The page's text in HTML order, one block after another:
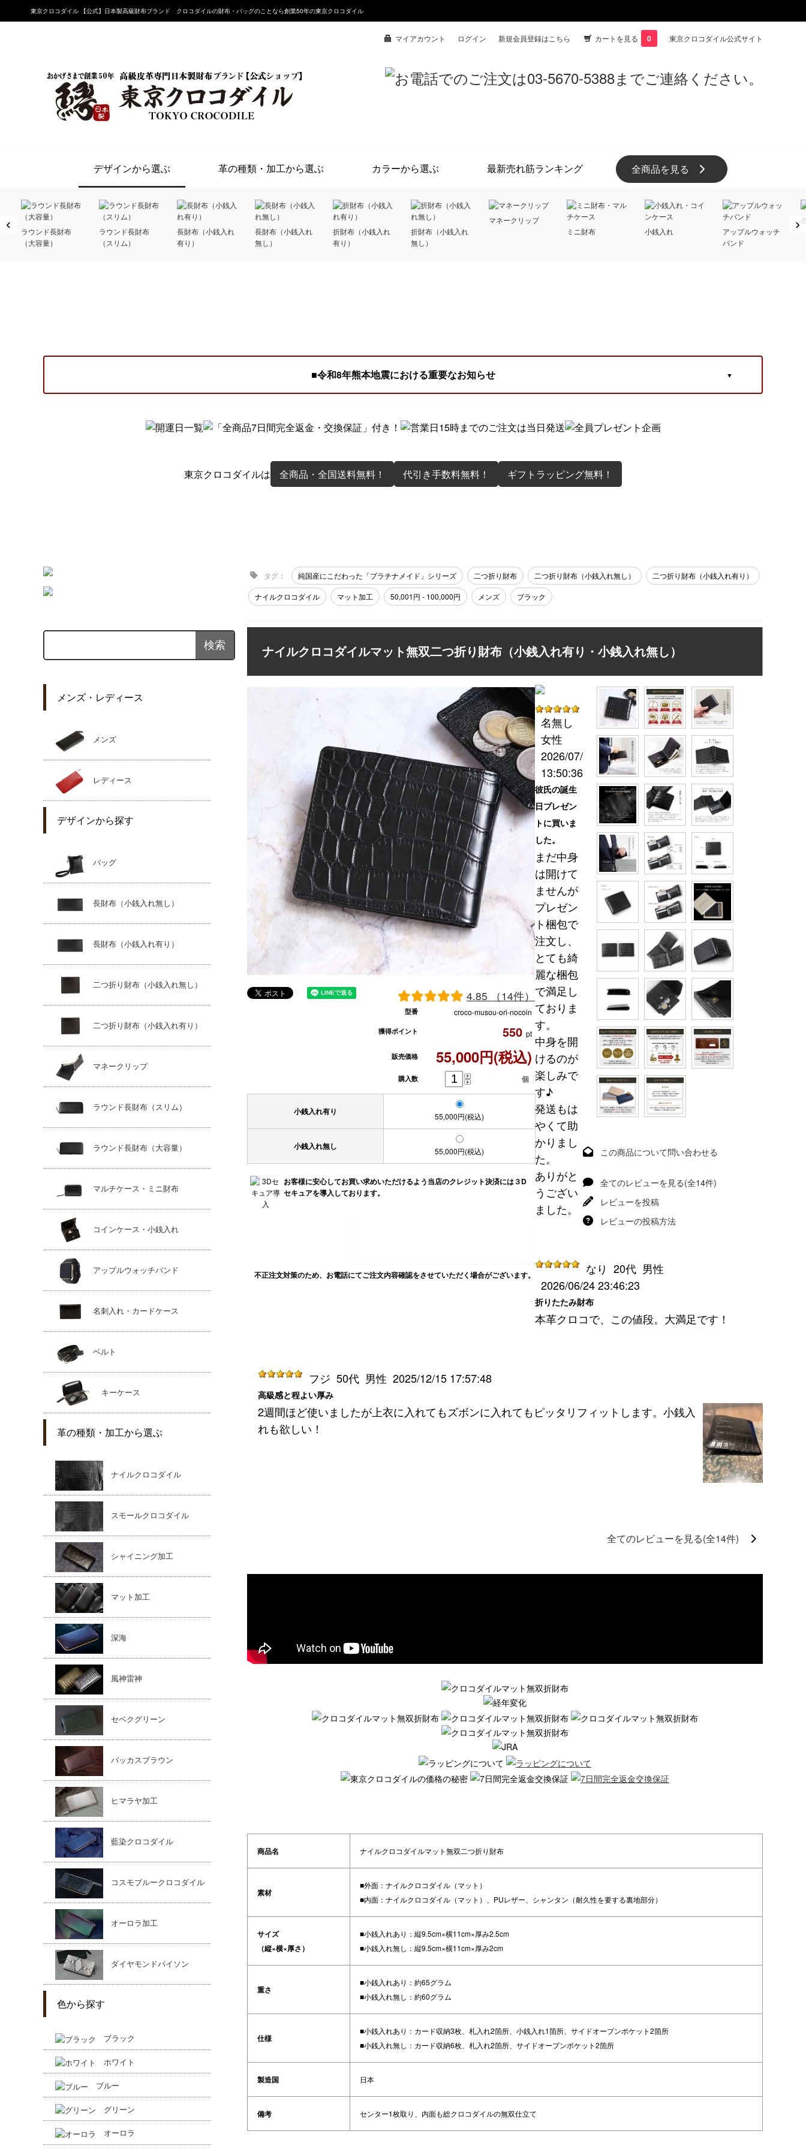
東京クロコダイル 【公式】日本製高級財布ブランド クロコダイルの財布・バッグのことなら創業50年の東京クロコダイル
マイアカウント ログイン 新規会員登録はこちら カートを見る 0 東京クロコダイル公式サイト
デザインから選ぶ 革の種類・加工から選ぶ カラーから選ぶ 最新売れ筋ランキング 全商品を見る
‹
ラウンド長財布
（大容量）
ラウンド長財布
（スリム）
長財布（小銭入れ
有り）
長財布（小銭入れ
無し）
折財布（小銭入れ
有り）
折財布（小銭入れ
無し）
マネークリップ
ミニ財布
小銭入れ
アップルウォッチ
バンド
›
■令和8年熊本地震における重要なお知らせ
東京クロコダイルは 全商品・全国送料無料！ 代引き手数料無料！ ギフトラッピング無料！
メンズ・レディース
メンズ
レディース
デザインから探す
バッグ
長財布（小銭入れ無し）
長財布（小銭入れ有り）
二つ折り財布（小銭入れ無し）
二つ折り財布（小銭入れ有り）
マネークリップ
ラウンド長財布（スリム）
ラウンド長財布（大容量）
マルチケース・ミニ財布
コインケース・小銭入れ
アップルウォッチバンド
名刺入れ・カードケース
ベルト
キーケース
革の種類・加工から選ぶ
ナイルクロコダイル
スモールクロコダイル
シャイニング加工
マット加工
深海
風神雷神
セベクグリーン
バッカスブラウン
ヒマラヤ加工
藍染クロコダイル
コスモブルークロコダイル
オーロラ加工
ダイヤモンドパイソン
色から探す
ブラック
ホワイト
ブルー
グリーン
オーロラ
タグ： 純国産にこだわった「プラチナメイド」シリーズ 二つ折り財布 二つ折り財布（小銭入れ無し） 二つ折り財布（小銭入れ有り）
ナイルクロコダイル マット加工 50,001円 - 100,000円 メンズ ブラック
ナイルクロコダイルマット無双二つ折り財布（小銭入れ有り・小銭入れ無し）
4.85 （14件）
型番 croco-musou-ori-nocoin
獲得ポイント 550 pt
販売価格 55,000円(税込)
購入数 個
小銭入れ有り 55,000円(税込)
小銭入れ無し 55,000円(税込)
お客様に安心してお買い求めいただけるよう当店のクレジット決済には３D
セキュアを導入しております。
不正注文対策のため、お電話にてご注文内容確認をさせていただく場合がございます。
この商品について問い合わせる
全てのレビューを見る(全14件)
レビューを投稿
レビューの投稿方法
名無し
女性
2026/07/28
13:50:36
彼氏の誕生
日プレゼン
トに買いま
した。
まだ中身
は開けて
ませんが
プレゼン
ト梱包で
注文し、
とても綺
麗な梱包
で満足し
ておりま
す。
中身を開
けるのが
楽しみで
す♪
発送もは
やくて助
かりまし
た。
ありがと
うござい
ました。
なり 20代 男性
2026/06/24 23:46:23
折りたたみ財布
本革クロコで、この値段。大満足です！
フジ 50代 男性 2025/12/15 17:57:48
高級感と程よい厚み
2週間ほど使いましたが上衣に入れてもズボンに入れてもピッタリフィットします。小銭入
れも欲しい！
全てのレビューを見る(全14件)
商品名 ナイルクロコダイルマット無双二つ折り財布
素材
■外面：ナイルクロコダイル（マット）
■内面：ナイルクロコダイル（マット）、PUレザー、シャンタン（耐久性を要する裏地部分）
サイズ
（縦×横×厚さ）
■小銭入れあり：縦9.5cm×横11cm×厚み2.5cm
■小銭入れ無し：縦9.5cm×横11cm×厚み2cm
重さ
■小銭入れあり：約65グラム
■小銭入れ無し：約60グラム
仕様
■小銭入れあり：カード収納3枚、札入れ2箇所、小銭入れ1箇所、サイドオープンポケット2箇所
■小銭入れ無し：カード収納6枚、札入れ2箇所、サイドオープンポケット2箇所
製造国 日本
備考 センター1枚取り、内面も総クロコダイルの無双仕立て